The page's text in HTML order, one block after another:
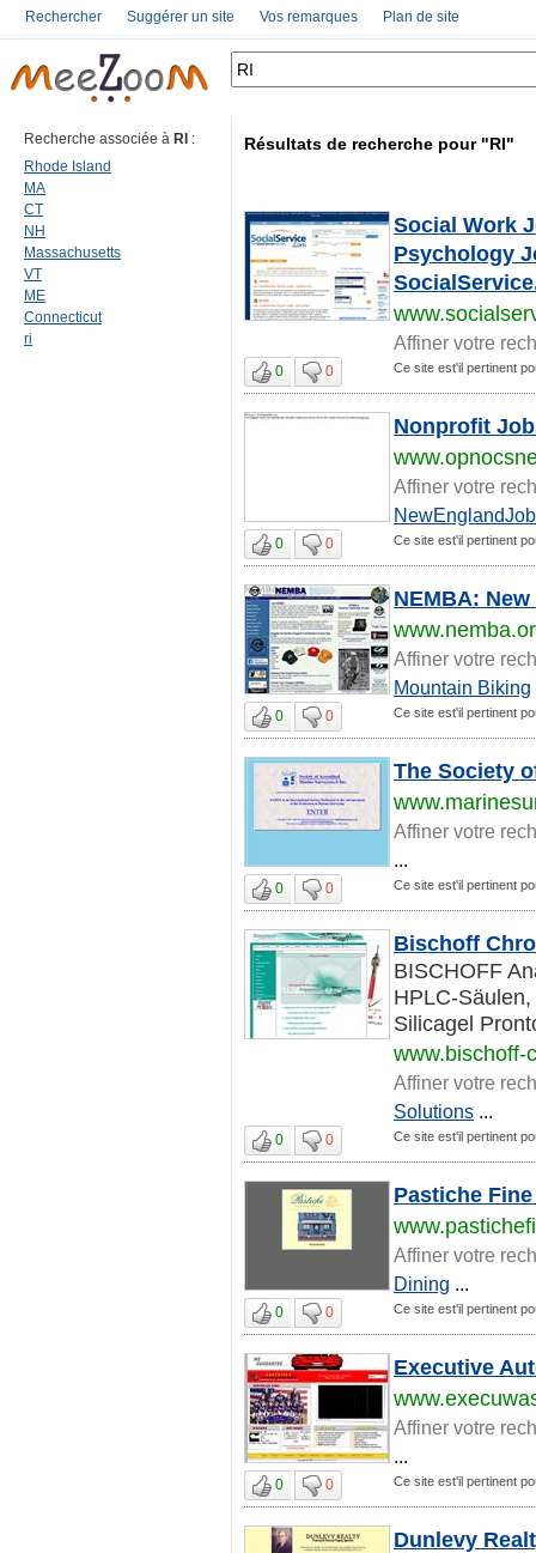
Rechercher Suggérer un site Vos remarques Plan de site
Recherche associée à RI :
Rhode Island
MA
CT
NH
Massachusetts
VT
ME
Connecticut
ri
Résultats de recherche pour "RI"
Social Work
Psychology
Affiner votre
0 0 Ce site est'il pertinent
Nonprofit
Affiner votre
0 0 Ce site est'il pertinent
NEMBA:
Affiner votre
Mountain Biking
0 0 Ce site est'il pertinent
The Society
Affiner votre
...
0 0 Ce site est'il pertinent
Bischoff
BISCHOFF
HPLC-
Silicagel
www.bischoff-
Affiner votre
Solutions ...
0 0 Ce site est'il pertinent
Pastiche
Affiner votre
Dining ...
0 0 Ce site est'il pertinent
Executive
Affiner votre
...
0 0 Ce site est'il pertinent
Dunlevy